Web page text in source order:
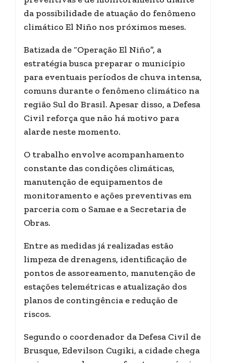
da possibilidade de atuação do fenômeno
climático El Niño nos próximos meses.
Batizada de “Operação El Niño”, a
estratégia busca preparar o município
para eventuais períodos de chuva intensa,
comuns durante o fenômeno climático na
região Sul do Brasil. Apesar disso, a Defesa
Civil reforça que não há motivo para
alarde neste momento.
O trabalho envolve acompanhamento
constante das condições climáticas,
manutenção de equipamentos de
monitoramento e ações preventivas em
parceria com o Samae e a Secretaria de
Obras.
Entre as medidas já realizadas estão
limpeza de drenagens, identificação de
pontos de assoreamento, manutenção de
estações telemétricas e atualização dos
planos de contingência e redução de
riscos.
Segundo o coordenador da Defesa Civil de
Brusque, Edevilson Cugiki, a cidade chega